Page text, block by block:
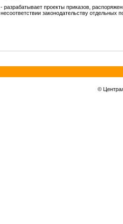
- разрабатывает проекты приказов,
несоответствии законодательству отдельных
©